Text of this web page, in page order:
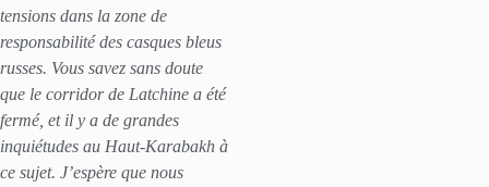
tensions dans la zone de
responsabilité des casques bleus
russes. Vous savez sans doute
que le corridor de Latchine a été
fermé, et il y a de grandes
inquiétudes au Haut-Karabakh à
ce sujet. J’espère que nous